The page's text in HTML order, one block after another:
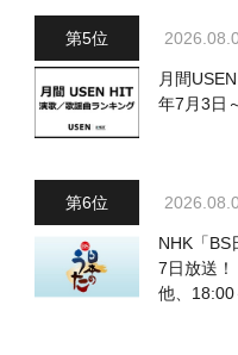
月間
年7月3日
NHK「BS
7日放送
他、18:00